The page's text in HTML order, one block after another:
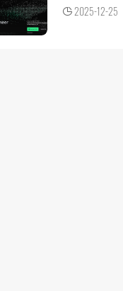
2025-12-25